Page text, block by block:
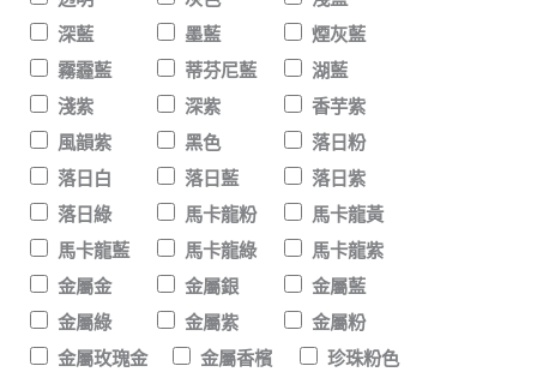
深藍
墨藍
煙灰藍
霧霾藍
蒂芬尼藍
湖藍
淺紫
深紫
香芋紫
風韻紫
黑色
落日粉
落日白
落日藍
落日紫
落日綠
馬卡龍粉
馬卡龍黃
馬卡龍藍
馬卡龍綠
馬卡龍紫
金屬金
金屬銀
金屬藍
金屬綠
金屬紫
金屬粉
金屬玫瑰金
金屬香檳
珍珠粉色